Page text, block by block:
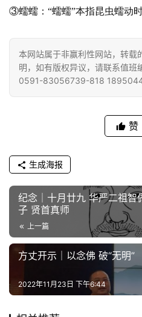
策
法
规
③蠕蠕：“蠕蠕”本指昆虫蠕动
本网站属于非赢利性网站，转载
明，如有版权异议，请联系值班
0591-83056739-818
赞
生成海报
纪念｜十月廿九 华严二祖
子 贤首真师
上一篇
方丈开示｜以念佛 破“无明”
2022年11月23日 下午6:44